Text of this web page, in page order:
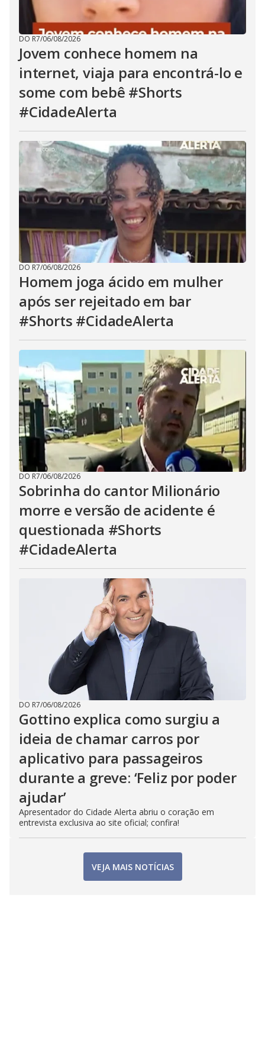
DO R7/06/08/2026
Jovem conhece homem na
internet, viaja para encontrá-lo e
some com bebê #Shorts
#CidadeAlerta
DO R7/06/08/2026
Homem joga ácido em mulher
após ser rejeitado em bar
#Shorts #CidadeAlerta
DO R7/06/08/2026
Sobrinha do cantor Milionário
morre e versão de acidente é
questionada #Shorts
#CidadeAlerta
DO R7/06/08/2026
Gottino explica como surgiu a
ideia de chamar carros por
aplicativo para passageiros
durante a greve: ‘Feliz por poder
ajudar’
Apresentador do Cidade Alerta abriu o coração em
entrevista exclusiva ao site oficial; confira!
VEJA MAIS NOTÍCIAS